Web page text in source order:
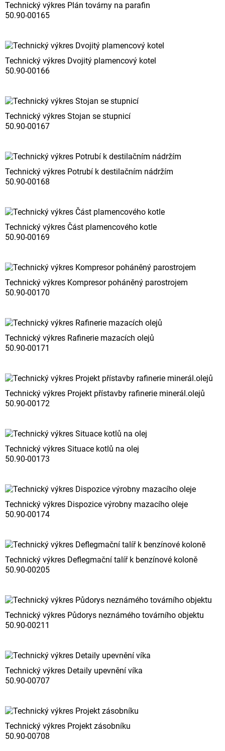
Technický výkres Plán továrny na parafin
50.90-00165
Technický výkres Dvojitý plamencový kotel
50.90-00166
Technický výkres Stojan se stupnicí
50.90-00167
Technický výkres Potrubí k destilačním nádržím
50.90-00168
Technický výkres Část plamencového kotle
50.90-00169
Technický výkres Kompresor poháněný parostrojem
50.90-00170
Technický výkres Rafinerie mazacích olejů
50.90-00171
Technický výkres Projekt přístavby rafinerie minerál.olejů
50.90-00172
Technický výkres Situace kotlů na olej
50.90-00173
Technický výkres Dispozice výrobny mazacího oleje
50.90-00174
Technický výkres Deflegmační talíř k benzínové koloně
50.90-00205
Technický výkres Půdorys neznámého továrního objektu
50.90-00211
Technický výkres Detaily upevnění víka
50.90-00707
Technický výkres Projekt zásobníku
50.90-00708